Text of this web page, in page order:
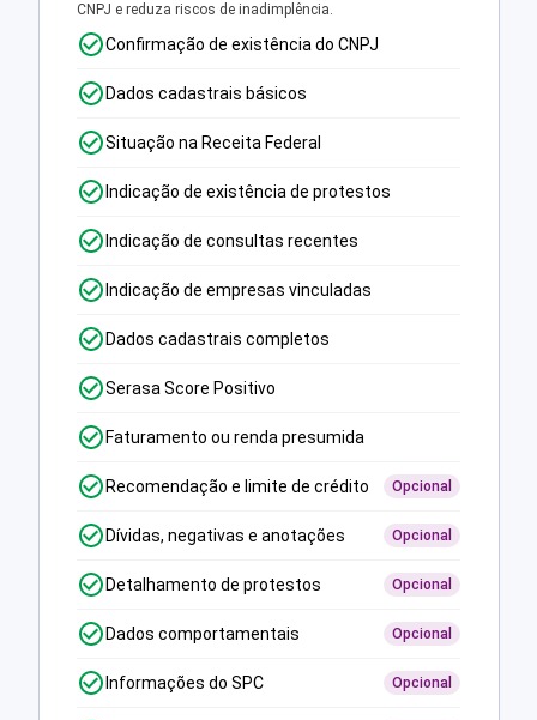
CNPJ e reduza riscos de inadimplência.
Confirmação de existência do CNPJ
Dados cadastrais básicos
Situação na Receita Federal
Indicação de existência de protestos
Indicação de consultas recentes
Indicação de empresas vinculadas
Dados cadastrais completos
Serasa Score Positivo
Faturamento ou renda presumida
Recomendação e limite de crédito Opcional
Dívidas, negativas e anotações Opcional
Detalhamento de protestos Opcional
Dados comportamentais Opcional
Informações do SPC Opcional